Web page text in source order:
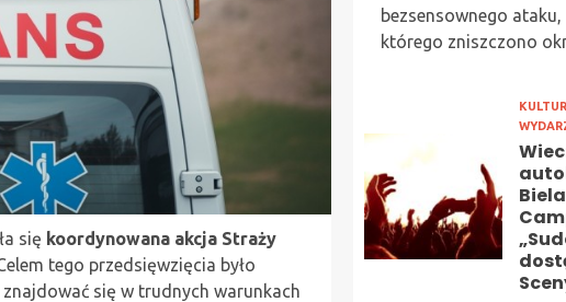
się koordynowana akcja Straży
tego przedsięwzięcia było
znajdować się w trudnych warunkach
bezsensownego
którego zniszczono